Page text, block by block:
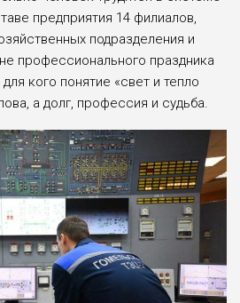
предприятия 14 филиалов,
подразделения и
профессионального праздника
кого понятие «свет и тепло
а долг, профессия и судьба.